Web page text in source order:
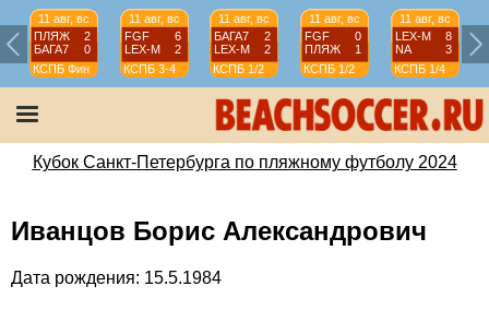
11 авг, вс
ПЛЯЖ
2
БАГА7
0
КСПБ Фин
11 авг, вс
FGF
6
LEX-М
2
КСПБ 3-4
11 авг, вс
БАГА7
2
LEX-М
2
КСПБ 1/2
11 авг, вс
FGF
0
ПЛЯЖ
1
КСПБ 1/2
11 авг, вс
LEX-М
8
NA
3
КСПБ 1/4
Кубок Санкт-Петербурга по пляжному футболу 2024
Иванцов Борис Александрович
Дата рождения: 15.5.1984